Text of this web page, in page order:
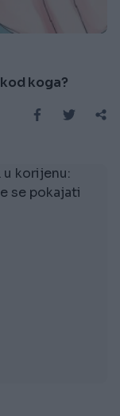
koga?